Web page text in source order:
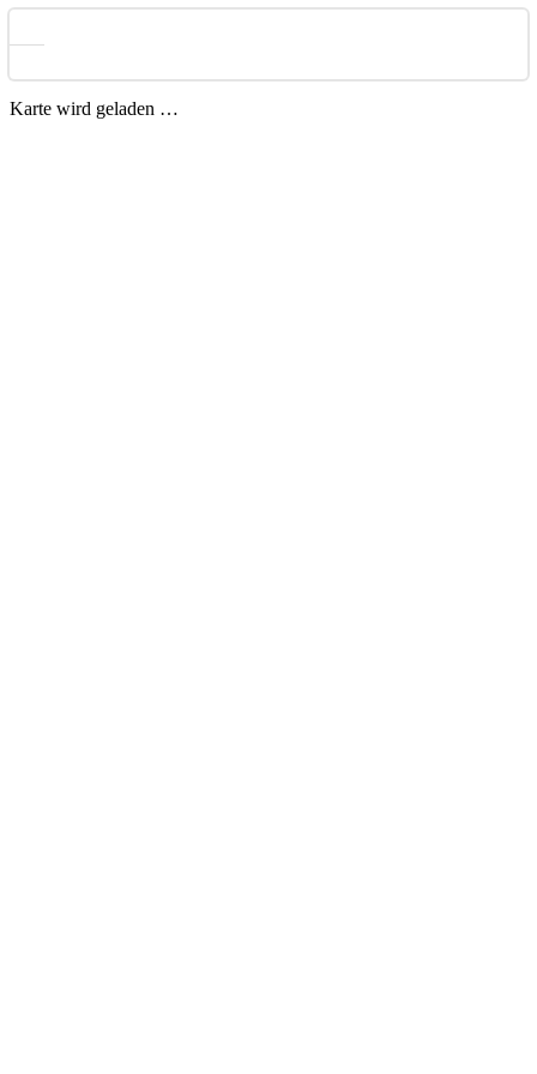
Karte wird geladen …